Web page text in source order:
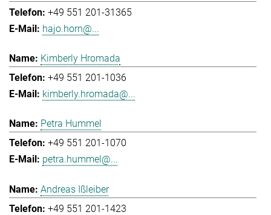
+49 551 201-31365
hajo.horn@...
Kimberly Hromada
+49 551 201-1036
kimberly.hromada@...
Petra Hummel
+49 551 201-1070
petra.hummel@...
Andreas Ißleiber
+49 551 201-1423